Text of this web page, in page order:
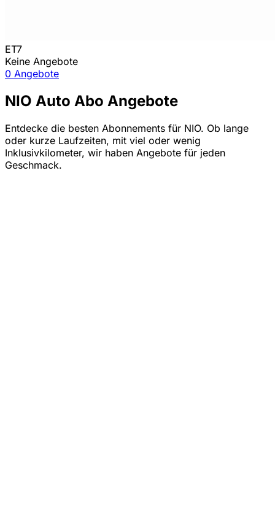
ET7
Keine Angebote
0 Angebote
NIO Auto Abo Angebote
Entdecke die besten Abonnements für NIO. Ob lange
oder kurze Laufzeiten, mit viel oder wenig
Inklusivkilometer, wir haben Angebote für jeden
Geschmack.